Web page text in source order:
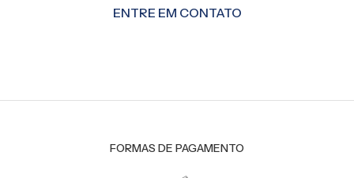
ENTRE EM CONTATO
FORMAS DE PAGAMENTO